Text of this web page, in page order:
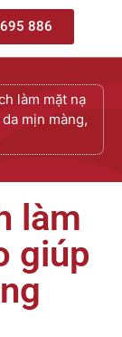
886
làm mặt nạ
mịn màng,
làm
giúp